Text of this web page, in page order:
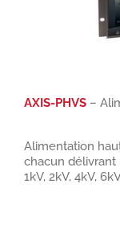
AXIS-PHVS –
Alimentation
chacun délivrant
1kV, 2kV, 4kV,